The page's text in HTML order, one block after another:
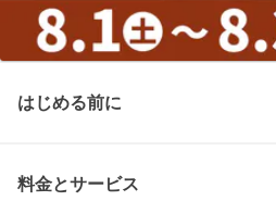
はじめる前に
料金とサービス